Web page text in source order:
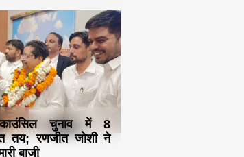
काउंसिल चुनाव में 8
तय; रणजीत जोशी ने
बाजी